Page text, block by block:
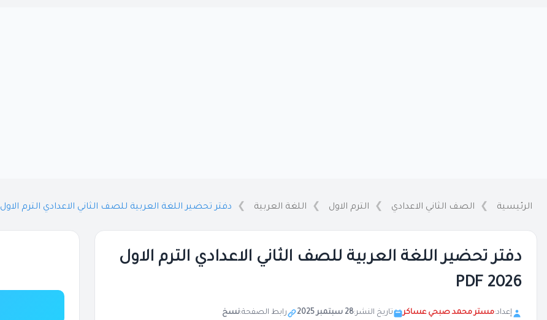
الرئيسية الصف الثاني الاعدادي الترم الاول اللغة العربية دفتر تحضير اللغة العربية للصف الثاني الاعدادي الترم الاول 2026 PDF
دفتر تحضير اللغة العربية للصف الثاني الاعدادي الترم الاول
2026 PDF
إعداد:مستر محمد صبحي عساكر تاريخ النشر:28 سبتمبر 2025 رابط الصفحة:نسخ